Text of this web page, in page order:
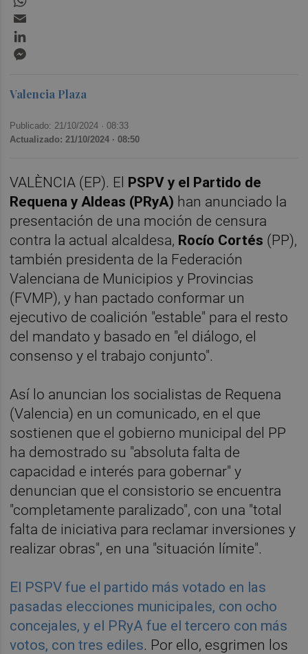
Valencia Plaza
Publicado: 21/10/2024 ·08:33
Actualizado: 21/10/2024 · 08:50
VALÈNCIA (EP). El PSPV y el Partido de
Requena y Aldeas (PRyA) han anunciado la
presentación de una moción de censura
contra la actual alcaldesa, Rocío Cortés (PP),
también presidenta de la Federación
Valenciana de Municipios y Provincias
(FVMP), y han pactado conformar un
ejecutivo de coalición "estable" para el resto
del mandato y basado en "el diálogo, el
consenso y el trabajo conjunto".
Así lo anuncian los socialistas de Requena
(Valencia) en un comunicado, en el que
sostienen que el gobierno municipal del PP
ha demostrado su "absoluta falta de
capacidad e interés para gobernar" y
denuncian que el consistorio se encuentra
"completamente paralizado", con una "total
falta de iniciativa para reclamar inversiones y
realizar obras", en una "situación límite".
El PSPV fue el partido más votado en las
pasadas elecciones municipales, con ocho
concejales, y el PRyA fue el tercero con más
votos, con tres ediles. Por ello, esgrimen los